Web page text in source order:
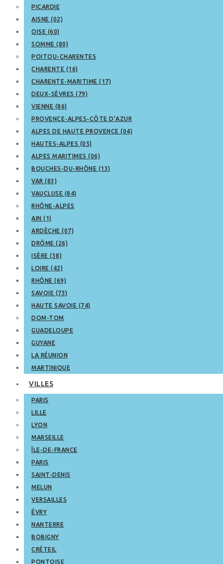
PICARDIE
AISNE (02)
OISE (60)
SOMME (80)
POITOU-CHARENTES
CHARENTE (16)
CHARENTE-MARITIME (17)
DEUX-SÈVRES (79)
VIENNE (86)
PROVENCE-ALPES-CÔTE D’AZUR
ALPES DE HAUTE PROVENCE (04)
HAUTES-ALPES (05)
ALPES MARITIMES (06)
BOUCHES-DU-RHÔNE (13)
VAR (83)
VAUCLUSE (84)
RHÔNE-ALPES
AIN (1)
ARDÈCHE (07)
DRÔME (26)
ISÈRE (38)
LOIRE (42)
RHÔNE (69)
SAVOIE (73)
HAUTE SAVOIE (74)
DOM-TOM
GUADELOUPE
GUYANE
LA RÉUNION
MARTINIQUE
VILLES
PARIS
LILLE
LYON
MARSEILLE
ÎLE-DE-FRANCE
PARIS
SAINT-DENIS
MELUN
VERSAILLES
ÉVRY
NANTERRE
BOBIGNY
CRÉTEIL
PONTOISE